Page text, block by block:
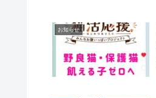
お知らせ